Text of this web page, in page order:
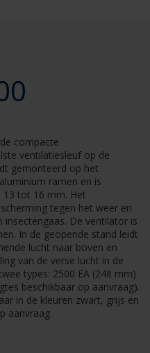
compacte
ventilatiesleuf op de
gemonteerd op het
ramen en is
tot 16 mm. Het
tegen het weer en
De ventilator is
In de geopende stand leidt
lucht naar boven en
van de verse lucht in de
types: 2500 EA (248 mm)
beschikbaar op aanvraag).
in de kleuren zwart, grijs en
aanvraag.